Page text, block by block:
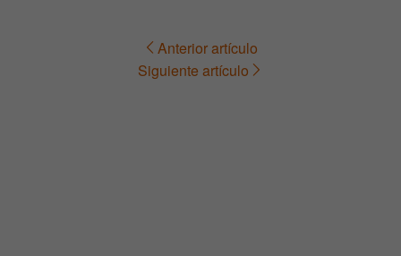
Navegación Anterior artículo
Siguiente artículo